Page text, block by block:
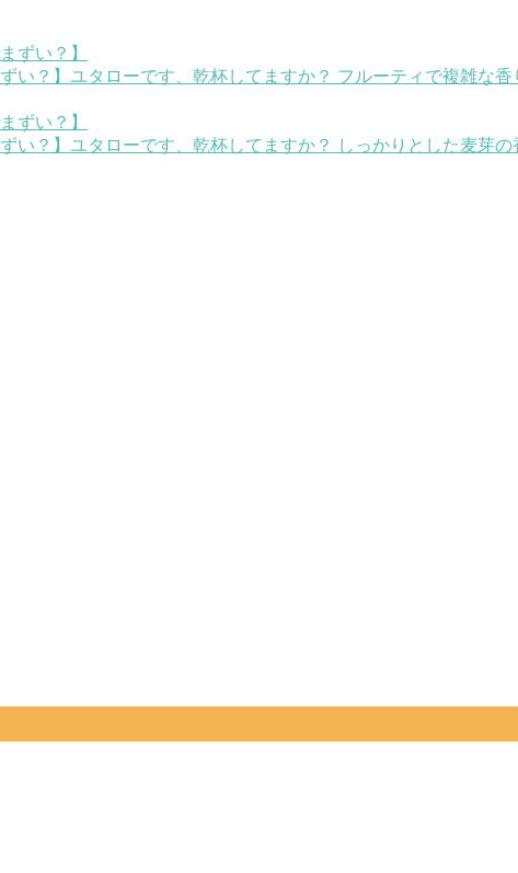
い？】 ユタローです、乾杯してますか？ フルーティで複雑な
い？】 ユタローです、乾杯してますか？ しっかりとした麦芽